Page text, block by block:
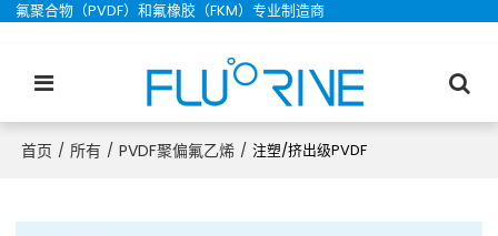
氟聚合物（PVDF）和氟橡胶（FKM）专业制造商
首页 / 所有 / PVDF聚偏氟乙烯 / 注塑/挤出级PVDF